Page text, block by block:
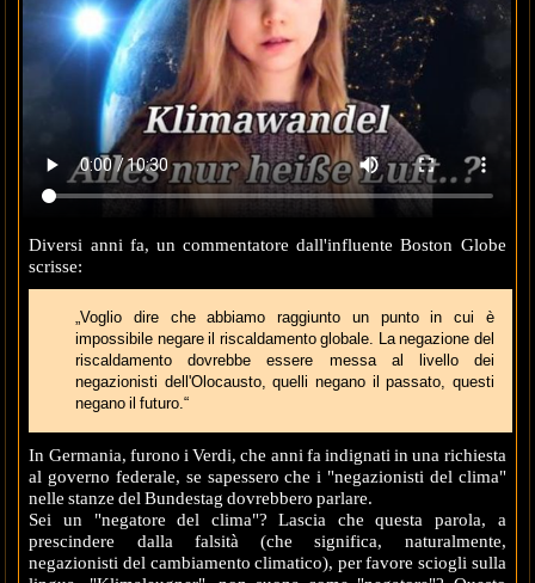
Diversi anni fa, un commentatore dall'influente Boston Globe
scrisse:
„Voglio dire che abbiamo raggiunto un punto in cui è
impossibile negare il riscaldamento globale. La negazione del
riscaldamento dovrebbe essere messa al livello dei
negazionisti dell'Olocausto, quelli negano il passato, questi
negano il futuro.“
In Germania, furono i Verdi, che anni fa indignati in una richiesta
al governo federale, se sapessero che i "negazionisti del clima"
nelle stanze del Bundestag dovrebbero parlare.
Sei un "negatore del clima"? Lascia che questa parola, a
prescindere dalla falsità (che significa, naturalmente,
negazionisti del cambiamento climatico), per favore sciogli sulla